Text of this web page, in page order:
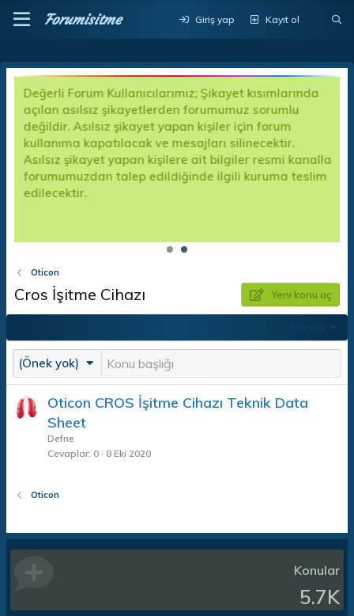
Forumisitme Giriş yap Kayıt ol
Değerli Forum Kullanıcılarımız; Şikayet kısımlarında
açılan asılsız şikayetlerden forumumuz sorumlu
değildir. Asılsız şikayet yapan kişiler için forum
kullanıma kapatılacak ve mesajları silinecektir.
Asılsız şikayet yapan kişilere ait bilgiler resmi kanalla
forumumuzdan talep edildiğinde ilgili kuruma teslim
edilecektir.
Oticon
Cros İşitme Cihazı Yeni konu aç
Filtreler
(Önek yok)
Oticon CROS İşitme Cihazı Teknik Data
Sheet
Defne
Cevaplar 0 8 Eki 2020
Oticon
Konular
5.7K